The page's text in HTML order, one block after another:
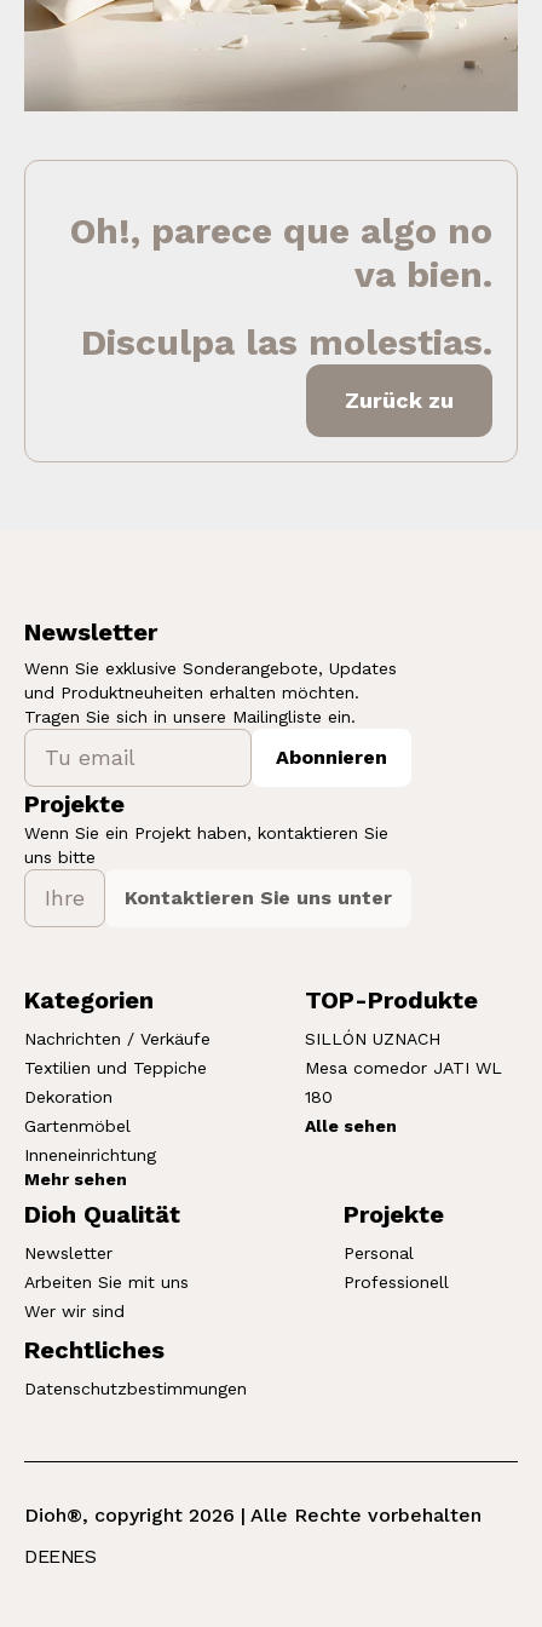
Oh!, parece que algo no
va bien.
Disculpa las molestias.
Zurück zu
Newsletter
Wenn Sie exklusive Sonderangebote, Updates
und Produktneuheiten erhalten möchten.
Tragen Sie sich in unsere Mailingliste ein.
Abonnieren
Projekte
Wenn Sie ein Projekt haben, kontaktieren Sie
uns bitte
Kontaktieren Sie uns unter
Kategorien
Nachrichten / Verkäufe
Textilien und Teppiche
Dekoration
Gartenmöbel
Inneneinrichtung
Mehr sehen
TOP-Produkte
SILLÓN UZNACH
Mesa comedor JATI WL
180
Alle sehen
Dioh Qualität
Newsletter
Arbeiten Sie mit uns
Wer wir sind
Projekte
Personal
Professionell
Rechtliches
Datenschutzbestimmungen
Dioh®, copyright 2026 | Alle Rechte vorbehalten
DEENES